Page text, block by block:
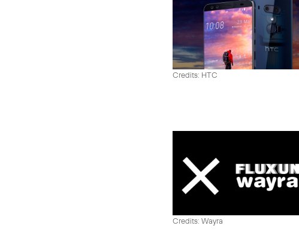
Credits: HTC
Credits: Wayra